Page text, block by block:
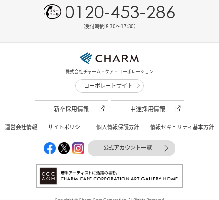
0120-453-286
（受付時間 8:30〜17:30）
株式会社チャーム・ケア・コーポレーション
コーポレートサイト
新卒採用情報 中途採用情報
運営会社情報 サイトポリシー 個人情報保護方針 情報セキュリティ基本方針
公式アカウント一覧